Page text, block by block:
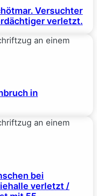
Versuchter
verletzt.
in
bei
verletzt /